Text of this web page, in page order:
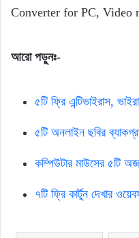
Converter for PC, Video
আরো পড়ুনঃ-
৫টি ফ্রি এন্টিভাইরাস,
৫টি অনলাইন ছবির
কম্পিউটার মাউসের ৫টি
৭টি ফ্রি কার্টুন দেখার